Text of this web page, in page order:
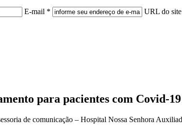
E-mail * URL do site
para pacientes com Covid-19
de comunicação – Hospital Nossa Senhora